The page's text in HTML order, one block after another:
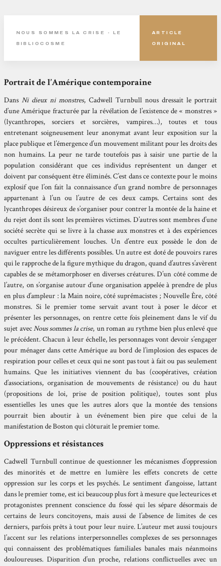
NOUS SOMMES LA CRISE - LE
BIBLIOCOSME
ARTICLE
ORIGINAL
Portrait de l’Amérique contemporaine
DansNi dieux ni monstres, Cadwell Turnbull nous dressait le portrait
d’une Amérique fracturée par la révélation de l’existence de « monstres »
(lycanthropes, sorciers et sorcières, vampires…), toutes et tous
entretenant soigneusement leur anonymat avant leur exposition sur la
place publique et l’émergence d’un mouvement militant pour les droits des
non humains. La peur ne tarde toutefois pas à saisir une partie de la
population considérant que ces individus représentent un danger et
doivent par conséquent être éliminés. C’est dans ce contexte pour le moins
explosif que l’on fait la connaissance d’un grand nombre de personnages
appartenant à l’un ou l’autre de ces deux camps. Certains sont des
lycanthropes désireux de s’organiser pour contrer la montée de la haine et
du rejet dont ils sont les premières victimes. D’autres sont membres d’une
société secrète qui se livre à la chasse aux monstres et à des expériences
occultes particulièrement louches. Un d’entre eux possède le don de
naviguer entre les différents possibles. Un autre est doté de pouvoirs rares
qui le rapproche de la figure mythique du dragon, quand d’autres s’avèrent
capables de se métamorphoser en diverses créatures. D’un côté comme de
l’autre, on s’organise autour d’une organisation appelée à prendre de plus
en plus d’ampleur : la Main noire, côté suprémacistes ; Nouvelle Ère, côté
monstres. Si le premier tome servait avant tout à poser le décor et
présenter les personnages, on rentre cette fois pleinement dans le vif du
sujet avecNous sommes la crise, un roman au rythme bien plus enlevé que
le précédent. Chacun à leur échelle, les personnages vont devoir s’engager
pour ménager dans cette Amérique au bord de l’implosion des espaces de
respiration pour celles et ceux qui ne sont pas tout à fait ou pas seulement
humains. Que les initiatives viennent du bas (coopératives, création
d’associations, organisation de mouvements de résistance) ou du haut
(propositions de loi, prise de position politique), toutes sont plus
essentielles les unes que les autres alors que la montée des tensions
pourrait bien aboutir à un événement bien pire que celui de la
manifestation de Boston qui clôturait le premier tome.
Oppressions et résistances
Cadwell Turnbull continue de questionner les mécanismes d’oppression
des minorités et de mettre en lumière les effets concrets de cette
oppression sur les corps et les psychés. Le sentiment d’angoisse, lattant
dans le premier tome, est ici beaucoup plus fort à mesure que lecteurices et
protagonistes prennent conscience du fossé qui les sépare désormais de
certains de leurs concitoyens, mais aussi de l’absence de limites de ces
derniers, parfois prêts à tout pour leur nuire. L’auteur met aussi toujours
l’accent sur les relations interpersonnelles complexes de ses personnages
qui connaissent des problématiques familiales banales mais néanmoins
douloureuses. Disparition d’un proche, relations conflictuelles avec un